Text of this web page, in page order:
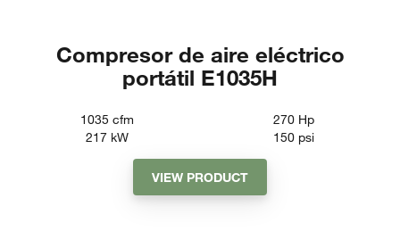
Compresor de aire eléctrico
portátil E1035H
1035 cfm 270 Hp
217 kW 150 psi
VIEW PRODUCT